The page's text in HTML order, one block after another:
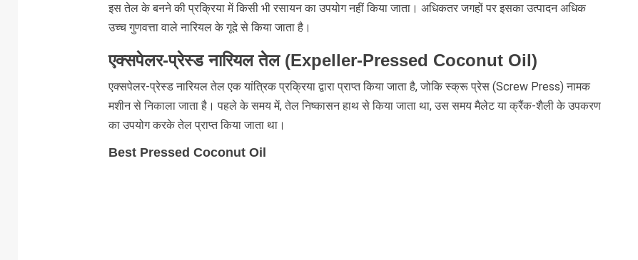
इस तेल के बनने की प्रक्रिया में किसी भी रसायन का उपयोग नहीं किया जाता। अधिकतर जगहों पर इसका उत्पादन अधिक
उच्च गुणवत्ता वाले नारियल के गूदे से किया जाता है।
एक्सपेलर-प्रेस्ड नारियल तेल (Expeller-Pressed Coconut Oil)
एक्सपेलर-प्रेस्ड नारियल तेल एक यांत्रिक प्रक्रिया द्वारा प्राप्त किया जाता है, जोकि स्क्रू प्रेस (Screw Press) नामक
मशीन से निकाला जाता है। पहले के समय में, तेल निष्कासन हाथ से किया जाता था, उस समय मैलेट या क्रैंक-शैली के उपकरण
का उपयोग करके तेल प्राप्त किया जाता था।
Best Pressed Coconut Oil